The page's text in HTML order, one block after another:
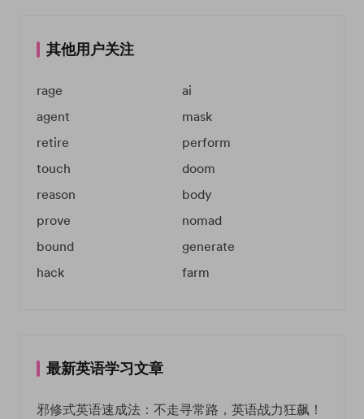
其他用户关注
rage
ai
agent
mask
retire
perform
touch
doom
reason
body
prove
nomad
bound
generate
hack
farm
最新英语学习文章
邪修式英语速成法：不走寻常路，英语战力狂飙！